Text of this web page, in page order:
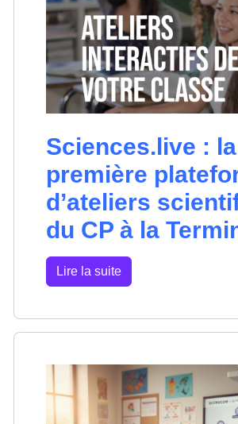
Sciences.live : la
première
d’ateliers
du CP à la
Lire la suite